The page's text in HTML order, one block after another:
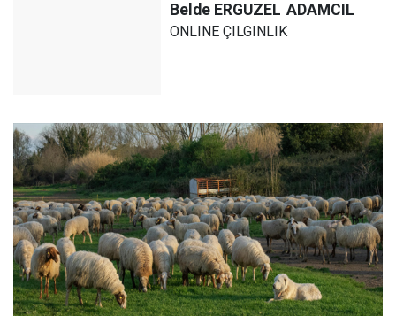
Belde ERGUZEL ADAMCIL
ONLINE ÇILGINLIK